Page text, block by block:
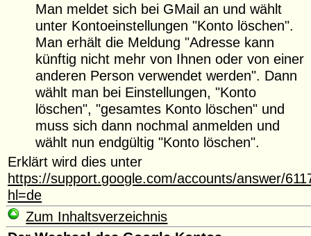
Man meldet sich bei GMail an und wählt
unter Kontoeinstellungen "Konto löschen".
Man erhält die Meldung "Adresse kann
künftig nicht mehr von Ihnen oder von einer
anderen Person verwendet werden". Dann
wählt man bei Einstellungen, "Konto
löschen", "gesamtes Konto löschen" und
muss sich dann nochmal anmelden und
wählt nun endgültig "Konto löschen".
Erklärt wird dies unter
https://support.google.com/accounts/answer/
hl=de
Zum Inhaltsverzeichnis